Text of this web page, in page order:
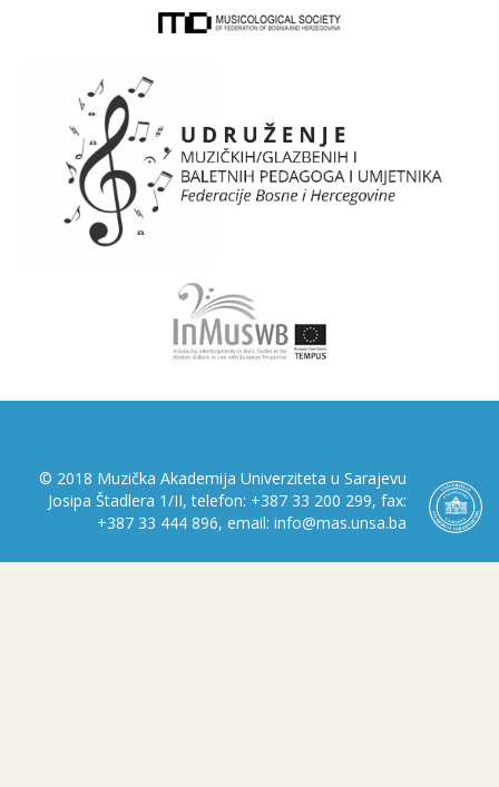
© 2018 Muzička Akademija Univerziteta u Sarajevu
Josipa Štadlera 1/II, telefon: +387 33 200 299, fax:
+387 33 444 896, email: info@mas.unsa.ba